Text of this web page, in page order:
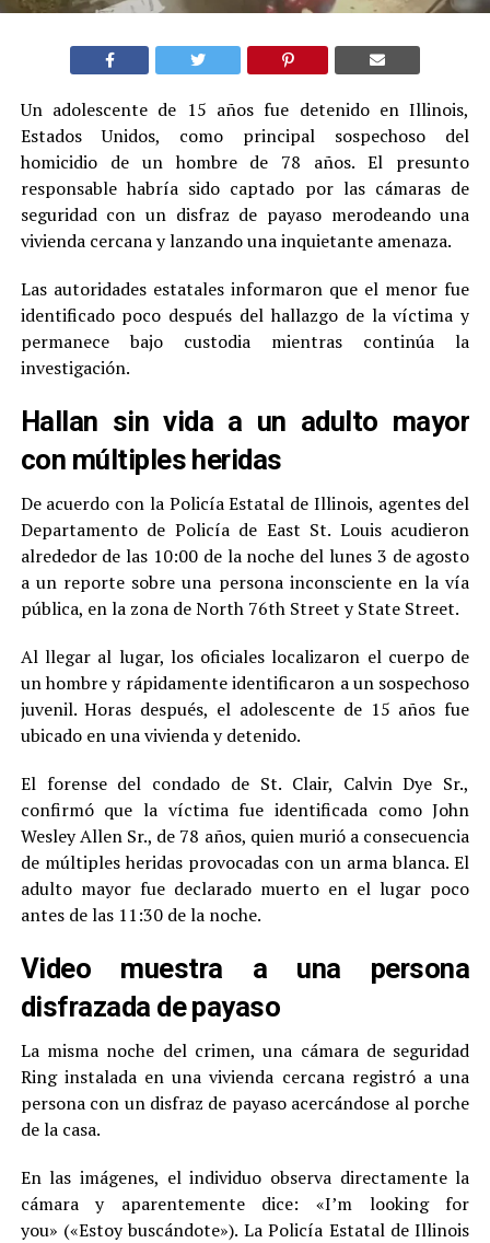
Un adolescente de 15 años fue detenido en Illinois,
Estados Unidos, como principal sospechoso del
homicidio de un hombre de 78 años. El presunto
responsable habría sido captado por las cámaras de
seguridad con un disfraz de payaso merodeando una
vivienda cercana y lanzando una inquietante amenaza.
Las autoridades estatales informaron que el menor fue
identificado poco después del hallazgo de la víctima y
permanece bajo custodia mientras continúa la
investigación.
Hallan sin vida a un adulto mayor
con múltiples heridas
De acuerdo con la Policía Estatal de Illinois, agentes del
Departamento de Policía de East St. Louis acudieron
alrededor de las 10:00 de la noche del lunes 3 de agosto
a un reporte sobre una persona inconsciente en la vía
pública, en la zona de North 76th Street y State Street.
Al llegar al lugar, los oficiales localizaron el cuerpo de
un hombre y rápidamente identificaron a un sospechoso
juvenil. Horas después, el adolescente de 15 años fue
ubicado en una vivienda y detenido.
El forense del condado de St. Clair, Calvin Dye Sr.,
confirmó que la víctima fue identificada como John
Wesley Allen Sr., de 78 años, quien murió a consecuencia
de múltiples heridas provocadas con un arma blanca. El
adulto mayor fue declarado muerto en el lugar poco
antes de las 11:30 de la noche.
Video muestra a una persona
disfrazada de payaso
La misma noche del crimen, una cámara de seguridad
Ring instalada en una vivienda cercana registró a una
persona con un disfraz de payaso acercándose al porche
de la casa.
En las imágenes, el individuo observa directamente la
cámara y aparentemente dice: «I’m looking for
you» («Estoy buscándote»). La Policía Estatal de Illinois